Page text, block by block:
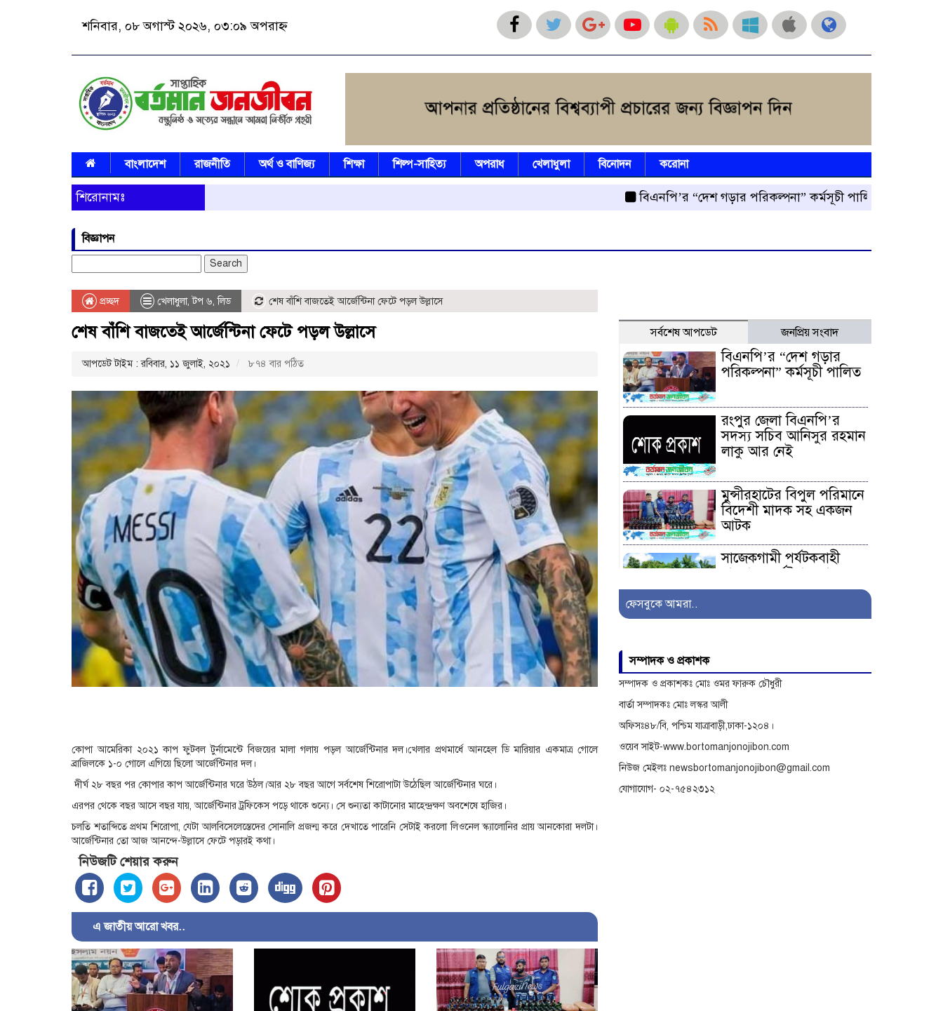
শনিবার, ০৮ অগাস্ট ২০২৬, ০৩:০৯ অপরাহ্ন
বাংলাদেশ রাজনীতি অর্থ ও বাণিজ্য শিক্ষা শিল্প-সাহিত্য অপরাধ খেলাধুলা বিনোদন করোনা
শিরোনামঃ বিএনপি’র “দেশ গড়ার পরিকল্পনা” কর্মসূচী পালিত রংপুর জেলা
বিজ্ঞাপন
for:
প্রচ্ছদ খেলাধুলা,টপ ৬,লিড শেষ বাঁশি বাজতেই আর্জেন্টিনা ফেটে পড়ল উল্লাসে
শেষ বাঁশি বাজতেই আর্জেন্টিনা ফেটে পড়ল উল্লাসে
আপডেট টাইম : রবিবার, ১১ জুলাই, ২০২১ ৮৭৪ বার পঠিত
কোপা আমেরিকা ২০২১ কাপ ফুটবল টুর্নামেন্টে বিজয়ের মালা গলায় পড়ল আর্জেন্টিনার দল।খেলার প্রথমার্ধে আনহেল ডি মারিয়ার একমাত্র গোলে
ব্রাজিলকে ১-০ গোলে এগিয়ে ছিলো আর্জেন্টিনার দল।
দীর্ঘ ২৮ বছর পর কোপার কাপ আর্জেন্টিনার ঘরে উঠল।আর ২৮ বছর আগে সর্বশেষ শিরোপাটা উঠেছিল আর্জেন্টিনার ঘরে।
এরপর থেকে বছর আসে বছর যায়, আর্জেন্টিনার ট্রফিকেস পড়ে থাকে শুন্যে। সে শুন্যতা কাটানোর মাহেন্দ্রক্ষণ অবশেষে হাজির।
চলতি শতাব্দিতে প্রথম শিরোপা, যেটা আলবিসেলেস্তেদের সোনালি প্রজন্ম করে দেখাতে পারেনি সেটাই করলো লিওনেল স্ক্যালোনির প্রায় আনকোরা দলটা।
আর্জেন্টিনার তো আজ আনন্দে-উল্লাসে ফেটে পড়ারই কথা।
নিউজটি শেয়ার করুন
এ জাতীয় আরো খবর..
সর্বশেষ আপডেট জনপ্রিয় সংবাদ
বিএনপি’র “দেশ গড়ার
পরিকল্পনা” কর্মসূচী পালিত
রংপুর জেলা বিএনপি’র
সদস্য সচিব আনিসুর রহমান
লাকু আর নেই
মুন্সীরহাটের বিপুল পরিমানে
বিদেশী মাদক সহ একজন
আটক
সাজেকগামী পর্যটকবাহী
যানবাহন দুর্ঘটনায় আহতদের
উদ্ধারে সেনাবাহিনী
অনিয়ম ও দুর্নীতির
ফেসবুকে আমরা..
সম্পাদক ও প্রকাশক
সম্পাদক ও প্রকাশকঃ মোঃ ওমর ফারুক চৌধুরী
বার্তা সম্পাদকঃ মোঃ লস্কর আলী
অফিসঃ৪৮/বি, পশ্চিম যাত্রাবাড়ী,ঢাকা-১২০৪।
ওয়েব সাইট-www.bortomanjonojibon.com
নিউজ মেইলঃ newsbortomanjonojibon@gmail.com
যোগাযোগ- ০২-৭৫৪২৩১২